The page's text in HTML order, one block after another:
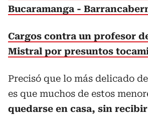
Bucaramanga -
Cargos contra un profesor
Mistral por presuntos
Precisó que lo más delicado
es que muchos de estos
quedarse en casa, sin